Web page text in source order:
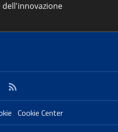
dell'innovazione
Cookie Center